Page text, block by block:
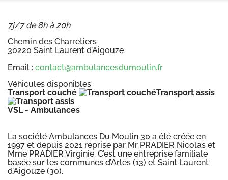
7j/7 de 8h à 20h
Chemin des Charretiers
30220 Saint Laurent d’Aigouze
Email : contact@ambulancesdumoulin.fr
Véhicules disponibles
Transport couché
Transport assis
VSL - Ambulances
La société Ambulances Du Moulin 30 a été créée en
1997 et depuis 2021 reprise par Mr PRADIER Nicolas et
Mme PRADIER Virginie. C’est une entreprise familiale
basée sur les communes d’Arles (13) et Saint Laurent
d’Aigouze (30).